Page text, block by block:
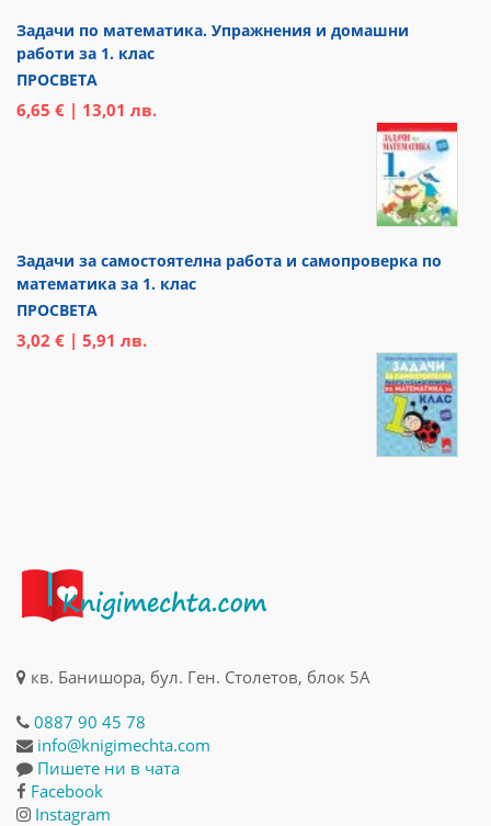
Задачи по математика. Упражнения и домашни
работи за 1. клас
ПРОСВЕТА
6,65 € | 13,01 лв.
Задачи за самостоятелна работа и самопроверка по
математика за 1. клас
ПРОСВЕТА
3,02 € | 5,91 лв.
кв. Банишора, бул. Ген. Столетов, блок 5А
0887 90 45 78
info@knigimechta.com
Пишете ни в чата
Facebook
Instagram